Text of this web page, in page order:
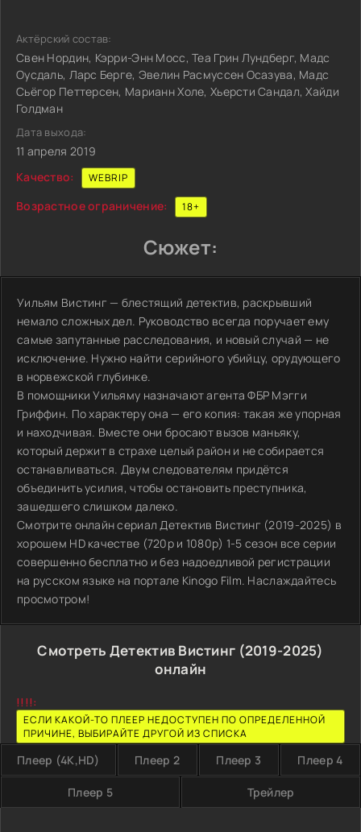
Актёрский состав:
Свен Нордин, Кэрри-Энн Мосс, Теа Грин Лундберг, Мадс
Оусдаль, Ларс Берге, Эвелин Расмуссен Осазува, Мадс
Сьёгор Петтерсен, Марианн Холе, Хьерсти Сандал, Хайди
Голдман
Дата выхода:
11 апреля 2019
Качество:
WEBRIP
Возрастное ограничение: 18+
Сюжет:
Уильям Вистинг — блестящий детектив, раскрывший
немало сложных дел. Руководство всегда поручает ему
самые запутанные расследования, и новый случай — не
исключение. Нужно найти серийного убийцу, орудующего
в норвежской глубинке.
В помощники Уильяму назначают агента ФБР Мэгги
Гриффин. По характеру она — его копия: такая же упорная
и находчивая. Вместе они бросают вызов маньяку,
который держит в страхе целый район и не собирается
останавливаться. Двум следователям придётся
объединить усилия, чтобы остановить преступника,
зашедшего слишком далеко.
Смотрите онлайн сериал Детектив Вистинг (2019-2025) в
хорошем HD качестве (720p и 1080p) 1-5 сезон все серии
совершенно бесплатно и без надоедливой регистрации
на русском языке на портале Kinogo Film. Наслаждайтесь
просмотром!
Смотреть Детектив Вистинг (2019-2025)
онлайн
!!!!:
ЕСЛИ КАКОЙ-ТО ПЛЕЕР НЕДОСТУПЕН ПО ОПРЕДЕЛЕННОЙ
ПРИЧИНЕ, ВЫБИРАЙТЕ ДРУГОЙ ИЗ СПИСКА
Плеер (4K,HD) Плеер 2 Плеер 3 Плеер 4
Плеер 5 Трейлер